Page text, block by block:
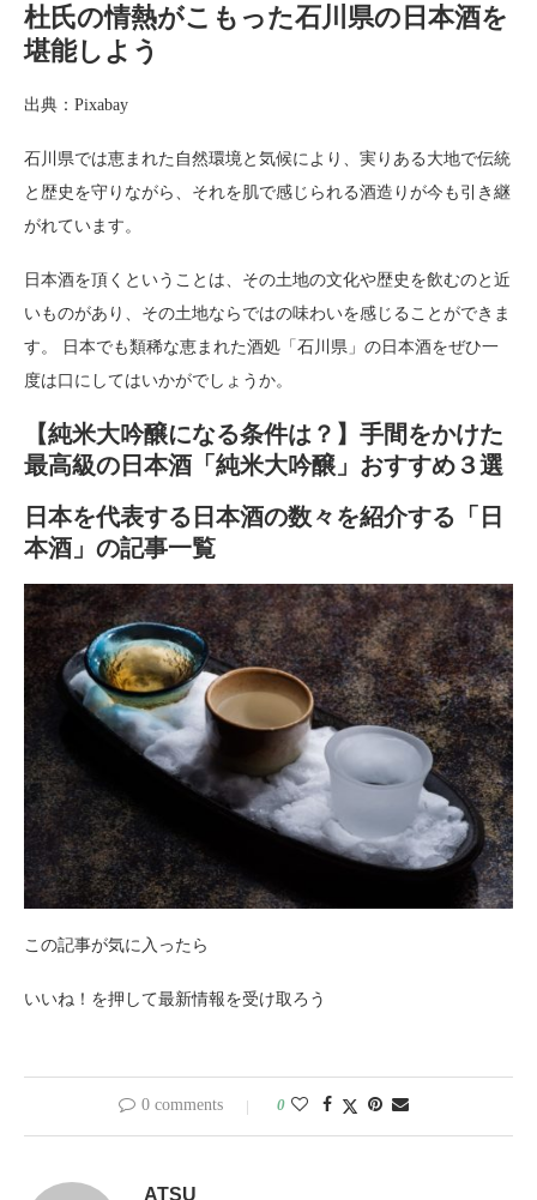
杜氏の情熱がこもった石川県の日本酒を
堪能しよう
出典：Pixabay
石川県では恵まれた自然環境と気候により、実りある大地で伝統
と歴史を守りながら、それを肌で感じられる酒造りが今も引き継
がれています。
日本酒を頂くということは、その土地の文化や歴史を飲むのと近
いものがあり、その土地ならではの味わいを感じることができま
す。 日本でも類稀な恵まれた酒処「石川県」の日本酒をぜひ一
度は口にしてはいかがでしょうか。
【純米大吟醸になる条件は？】手間をかけた
最高級の日本酒「純米大吟醸」おすすめ３選
日本を代表する日本酒の数々を紹介する「日
本酒」の記事一覧
この記事が気に入ったら
いいね！を押して最新情報を受け取ろう
0 comments 0
ATSU